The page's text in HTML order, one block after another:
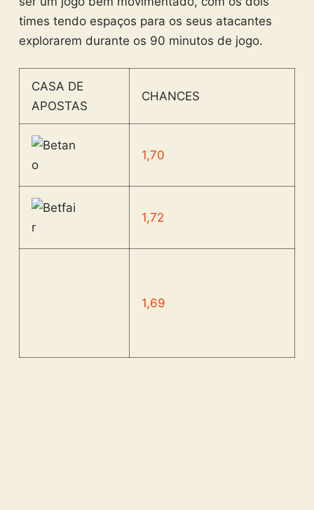
times tendo espaços para os seus atacantes
explorarem durante os 90 minutos de jogo.
CASA DE
APOSTAS
CHANCES
1,70
1,72
1,69